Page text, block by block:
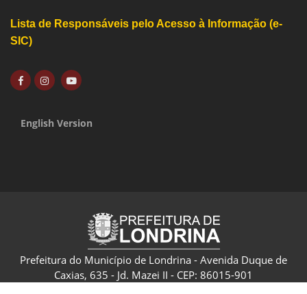
Lista de Responsáveis pelo Acesso à Informação (e-
SIC)
English Version
Prefeitura do Município de Londrina - Avenida Duque de
Caxias, 635 - Jd. Mazei II - CEP: 86015-901